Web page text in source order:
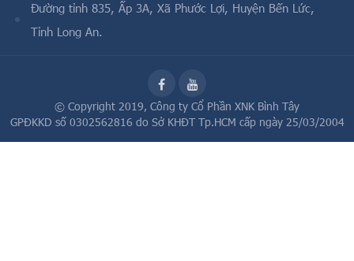
Đường tỉnh 835, Ấp 3A, Xã Phước Lợi, Huyện Bến Lức,
Tỉnh Long An.
© Copyright 2019, Công ty Cổ Phần XNK Bình Tây
GPĐKKD số 0302562816 do Sở KHĐT Tp.HCM cấp ngày 25/03/2004